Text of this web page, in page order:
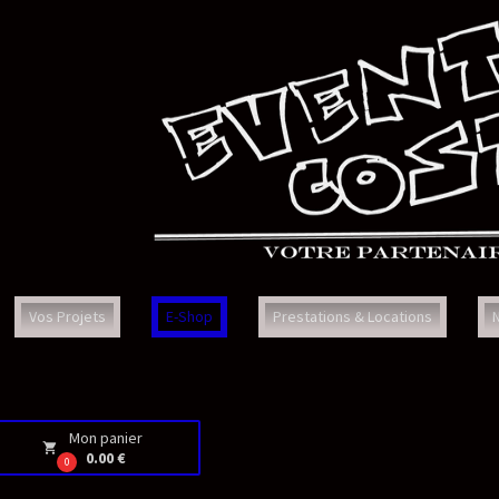
Prestations & Locations Nous Contacter Faq